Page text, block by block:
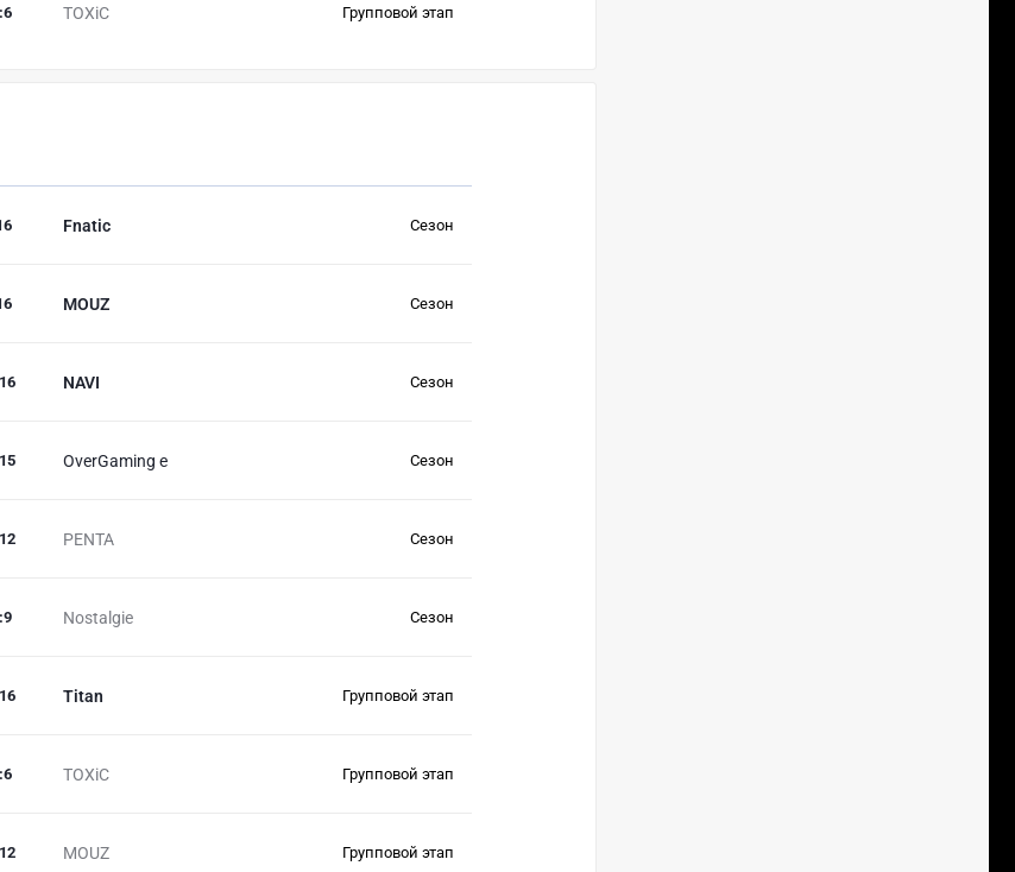
TOXiC
6 Групповой этап
Fnatic Сезон
MOUZ Сезон
NAVI
16 Сезон
OverGaming e
15 Сезон
PENTA
12 Сезон
Nostalgie
9 Сезон
Titan
16 Групповой этап
TOXiC
6 Групповой этап
MOUZ
12 Групповой этап